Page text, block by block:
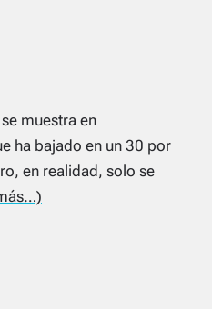
muestra en
ha bajado en un 30 por
en realidad, solo se